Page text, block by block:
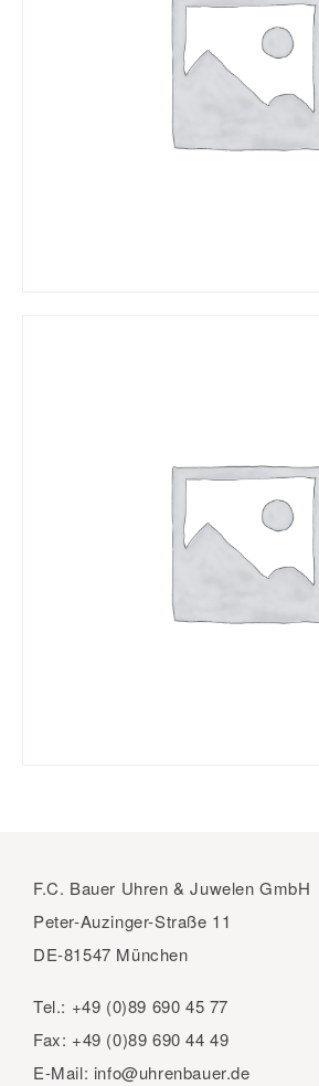
F.C. Bauer Uhren & Juwelen GmbH
Peter-Auzinger-Straße 11
DE-81547 München
Tel.: +49 (0)89 690 45 77
Fax: +49 (0)89 690 44 49
E-Mail: info@uhrenbauer.de